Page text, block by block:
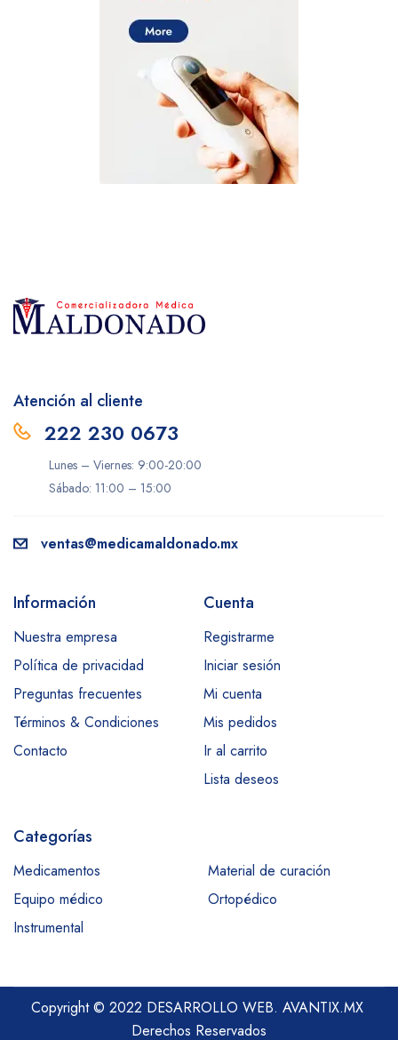
Atención al cliente
222 230 0673
Lunes – Viernes: 9:00-20:00
Sábado: 11:00 – 15:00
ventas@medicamaldonado.mx
Información
Nuestra empresa
Política de privacidad
Preguntas frecuentes
Términos & Condiciones
Contacto
Cuenta
Registrarme
Iniciar sesión
Mi cuenta
Mis pedidos
Ir al carrito
Lista deseos
Categorías
Medicamentos
Material de curación
Equipo médico
Ortopédico
Instrumental
Copyright © 2022 DESARROLLO WEB. AVANTIX.MX
Derechos Reservados